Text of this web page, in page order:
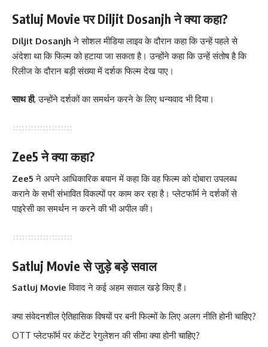
Satluj Movie पर Diljit Dosanjh ने क्या कहा?
Diljit Dosanjh ने सोशल मीडिया लाइव के दौरान कहा कि उन्हें पहले से
अंदेशा था कि फिल्म को हटाया जा सकता है। उन्होंने कहा कि उन्हें संतोष है कि
रिलीज के दौरान बड़ी संख्या में दर्शक फिल्म देख पाए।
साथ ही, उन्होंने दर्शकों का समर्थन करने के लिए धन्यवाद भी दिया।
Zee5 ने क्या कहा?
Zee5 ने अपने आधिकारिक बयान में कहा कि वह फिल्म को दोबारा उपलब्ध
कराने के सभी संभावित विकल्पों पर काम कर रहा है। प्लेटफॉर्म ने दर्शकों से
पाइरेसी का समर्थन न करने की भी अपील की।
Satluj Movie से जुड़े बड़े सवाल
Satluj Movie विवाद ने कई अहम सवाल खड़े किए हैं।
क्या संवेदनशील ऐतिहासिक विषयों पर बनी फिल्मों के लिए अलग नीति होनी चाहिए?
OTT प्लेटफॉर्म पर कंटेंट रेगुलेशन की सीमा क्या होनी चाहिए?